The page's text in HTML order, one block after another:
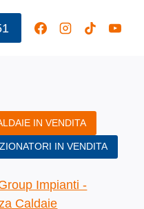
IN VENDITA
IN VENDITA